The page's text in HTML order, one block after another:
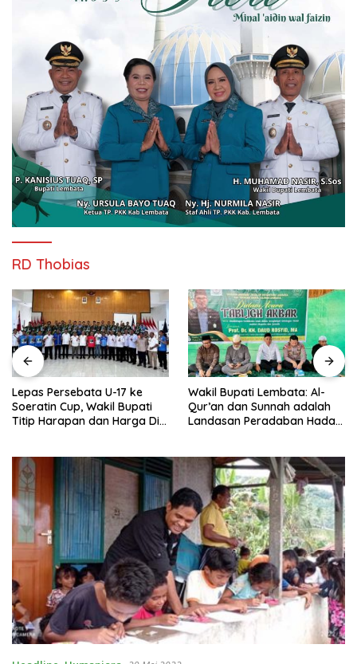
RD Thobias
Lepas Persebata U-17 ke
Soeratin Cup, Wakil Bupati
Titip Harapan dan Harga Diri
Wakil Bupati Lembata: Al-
Qur’an dan Sunnah adalah
Landasan Peradaban Hadapi